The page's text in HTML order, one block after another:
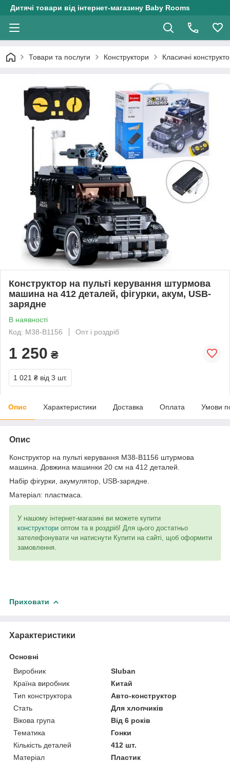
Дитячі товари від інтернет-магазину Baby Rooms
Товари та послуги Конструктори Класичні
Конструктор на пульті керування штурмова
машина на 412 деталей, фігурки, акум, USB-
зарядне
В наявності
Код: M38-B1156
Опт і роздріб
1 250 ₴
1 021 ₴ від 3 шт.
Опис Характеристики Доставка Оплата Умови
Опис
Конструктор на пульті керування M38-B1156 штурмова
машина. Довжина машинки 20 см на 412 деталей.
Набір фігурки, акумулятор, USB-зарядне.
Матеріал: пластмаса.
У нашому інтернет-магазині ви можете купити
конструктори оптом та в роздріб! Для цього достатньо
зателефонувати чи натиснути Купити на сайті, щоб оформити
замовлення.
Приховати
Характеристики
Основні
Виробник
Sluban
Країна виробник
Китай
Тип конструктора
Авто-конструктор
Стать
Для хлопчиків
Вікова група
Від 6 років
Тематика
Гонки
Кількість деталей
412 шт.
Матеріал
Пластик